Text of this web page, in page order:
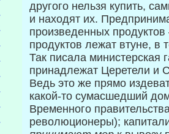
другого нельзя купить,
и находят их.
произведенных
продуктов лежат втуне, в
Так писала министерская
принад­лежат Церетели и
Ведь это же прямо
какой-то су­масшедший
Временного
революционеры);